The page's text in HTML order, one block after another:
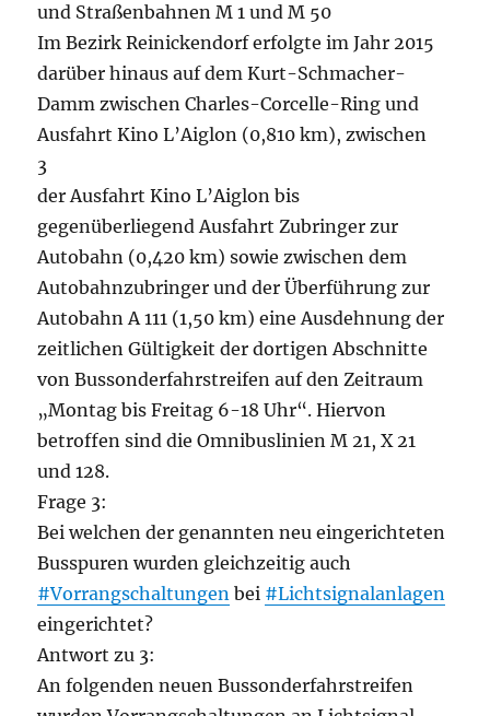
und Straßenbahnen M 1 und M 50
Im Bezirk Reinickendorf erfolgte im Jahr 2015
darüber hinaus auf dem Kurt-Schmacher-
Damm zwischen Charles-Corcelle-Ring und
Ausfahrt Kino L’Aiglon (0,810 km), zwischen
3
der Ausfahrt Kino L’Aiglon bis
gegenüberliegend Ausfahrt Zubringer zur
Autobahn (0,420 km) sowie zwischen dem
Autobahnzubringer und der Überführung zur
Autobahn A 111 (1,50 km) eine Ausdehnung der
zeitlichen Gültigkeit der dortigen Abschnitte
von Bussonderfahrstreifen auf den Zeitraum
„Montag bis Freitag 6-18 Uhr“. Hiervon
betroffen sind die Omnibuslinien M 21, X 21
und 128.
Frage 3:
Bei welchen der genannten neu eingerichteten
Busspuren wurden gleichzeitig auch
#Vorrangschaltungen bei #Lichtsignalanlagen
eingerichtet?
Antwort zu 3:
An folgenden neuen Bussonderfahrstreifen